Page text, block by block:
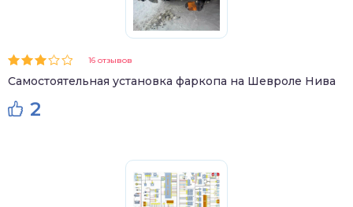
16 отзывов
Самостоятельная установка фаркопа на Шевроле Нива
2